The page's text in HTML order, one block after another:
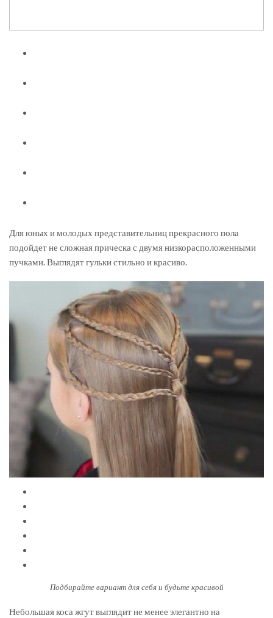
Для юных и молодых представительниц прекрасного пола
подойдет не сложная прическа с двумя низкорасположенными
пучками. Выглядят гульки стильно и красиво.
Подбирайте вариант для себя и будьте красивой
Небольшая коса жгут выглядит не менее элегантно на